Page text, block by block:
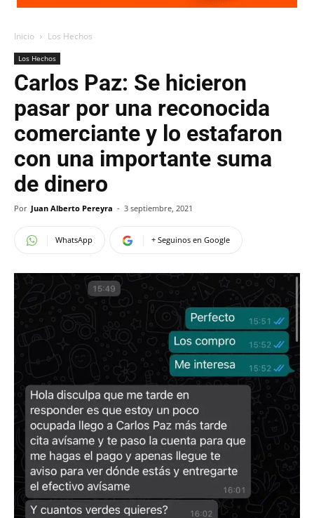
Inicio Los Hechos
Los Hechos
Carlos Paz: Se hicieron
pasar por una reconocida
comerciante y lo estafaron
con una importante suma
de dinero
Por Juan Alberto Pereyra - 3 septiembre, 2021
WhatsApp + Seguinos en Google